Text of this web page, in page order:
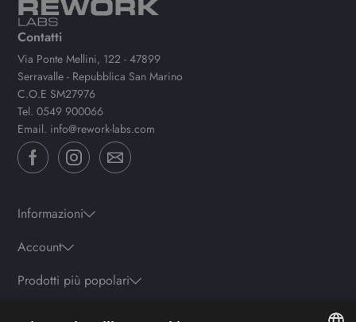
Contatti
Via Ponte Mellini, 122 - 47899
Serravalle - Repubblica San Marino
C.O.E SM27976
Tel.0549 900066
Email. info@rework-labs.com
Informazioni
Account
Prodotti più popolari